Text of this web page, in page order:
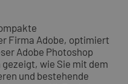
Firma Adobe, optimiert
Adobe Photoshop
wie Sie mit dem
und bestehende